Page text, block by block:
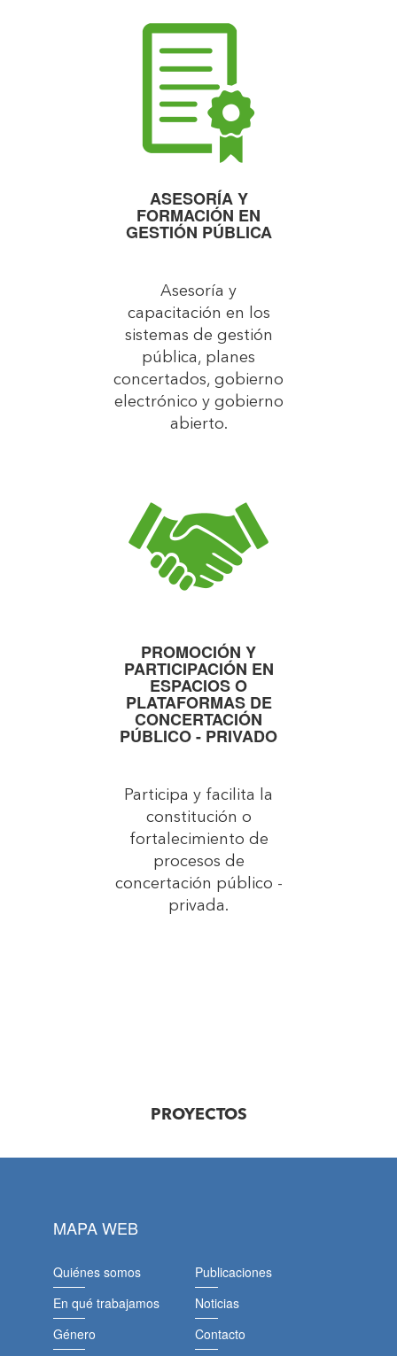
ASESORÍA Y
FORMACIÓN EN
GESTIÓN PÚBLICA
Asesoría y
capacitación en los
sistemas de gestión
pública, planes
concertados, gobierno
electrónico y gobierno
abierto.
PROMOCIÓN Y
PARTICIPACIÓN EN
ESPACIOS O
PLATAFORMAS DE
CONCERTACIÓN
PÚBLICO - PRIVADO
Participa y facilita la
constitución o
fortalecimiento de
procesos de
concertación público -
privada.
PROYECTOS
MAPA WEB
Quiénes somos
En qué trabajamos
Género
Publicaciones
Noticias
Contacto